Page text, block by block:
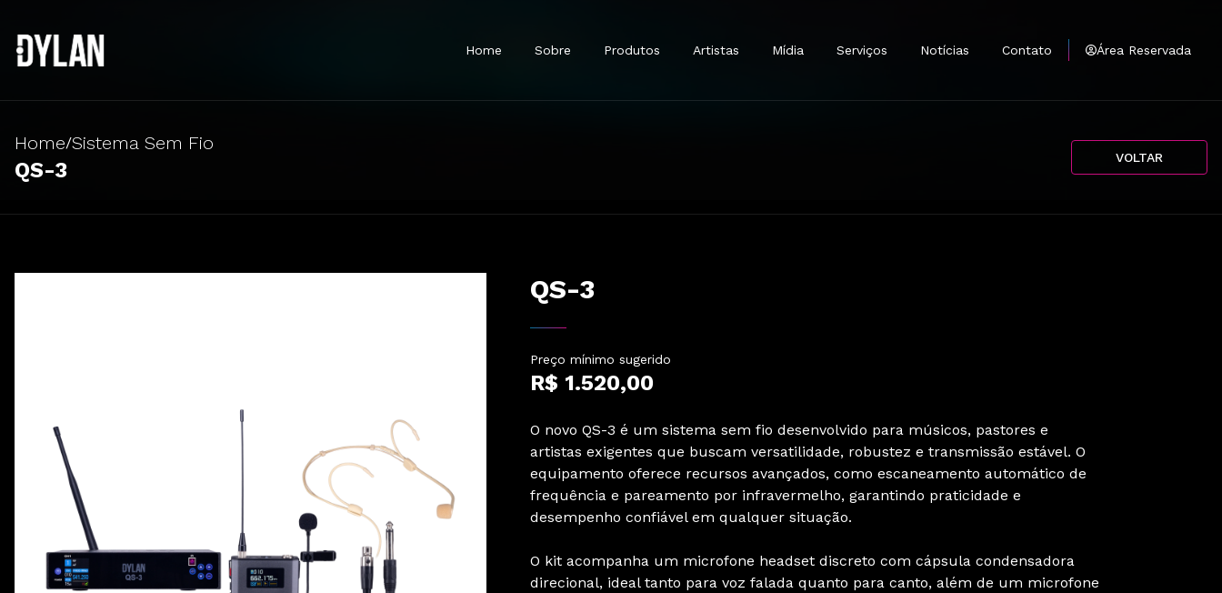
Home Sobre Produtos Artistas Mídia Serviços Notícias Contato Área Reservada
Home/Sistema Sem Fio
QS-3 VOLTAR
QS-3
Preço mínimo sugerido
R$ 1.520,00
O novo QS-3 é um sistema sem fio desenvolvido para músicos, pastores e
artistas exigentes que buscam versatilidade, robustez e transmissão estável. O
equipamento oferece recursos avançados, como escaneamento automático de
frequência e pareamento por infravermelho, garantindo praticidade e
desempenho confiável em qualquer situação.
O kit acompanha um microfone headset discreto com cápsula condensadora
direcional, ideal tanto para voz falada quanto para canto, além de um microfone